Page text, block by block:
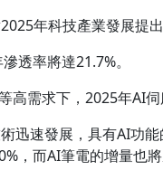
年科技產業發展提
透率將達21.7%。
高需求下，2025年AI
迅速發展，具有AI功
，而AI筆電的增量也